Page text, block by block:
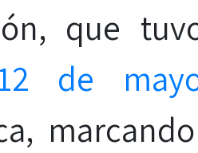
que
de